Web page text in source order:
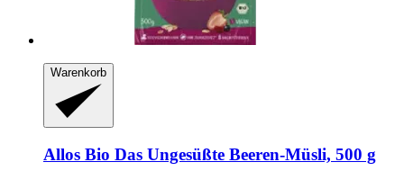
Warenkorb
Allos Bio Das Ungesüßte Beeren-​Müsli, 500 g